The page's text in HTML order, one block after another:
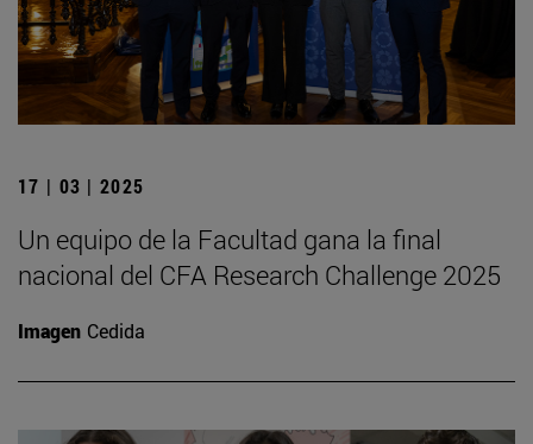
17 | 03 | 2025
Un equipo de la Facultad gana la final
nacional del CFA Research Challenge 2025
Imagen Cedida